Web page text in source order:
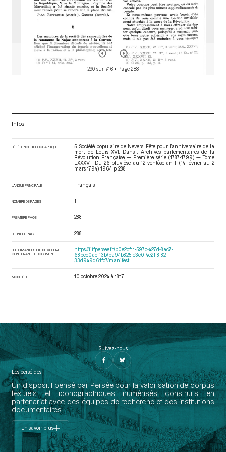
290 sur 746 • Page 288
Infos
RÉFÉRENCE BIBLIOGRAPHIQUE
5. Société populaire de Nevers. Fête pour l’anniversaire de la
mort de Louis XVI. Dans : Archives parlementaires de la
Révolution Française — Première série (1787-1799) — Tome
LXXXV - Du 26 pluviôse au 12 ventôse an II (14 février au 2
mars 1794) . 1964. p. 288.
LANGUE PRINCIPALE Français
NOMBRE DE PAGES 1
PREMIÈRE PAGE 288
DERNIÈRE PAGE 288
URI DU MANIFEST IIIF DU VOLUME
CONTENANT LE DOCUMENT
https://iiif.persee.fr/b0e2cf11-597c-427d-8ac7-
68bcc0acf13b/ba94b825-e3c0-4e21-8f82-
33d949d61fc7/manifest
MODIFIÉ LE 10 octobre 2024 à 18:17
Suivez-nous
Les perséides
Un dispositif pensé par Persée pour la valorisation de corpus
textuels et iconographiques numérisés construits en
partenariat avec des équipes de recherche et des institutions
documentaires.
En savoir plus